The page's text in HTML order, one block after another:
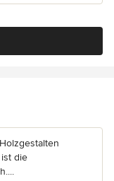
die